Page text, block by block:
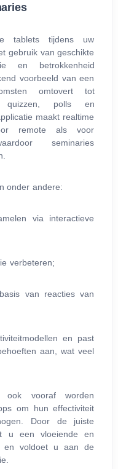
tablets tijdens uw
gebruik van geschikte
en betrokkenheid
voorbeeld van een
omtovert tot
quizzen, polls en
maakt realtime
remote als voor
seminaries
onder andere:
via interactieve
verbeteren;
van reacties van
en past
aan, wat veel
ook vooraf worden
om hun effectiviteit
Door de juiste
u een vloeiende en
en voldoet u aan de